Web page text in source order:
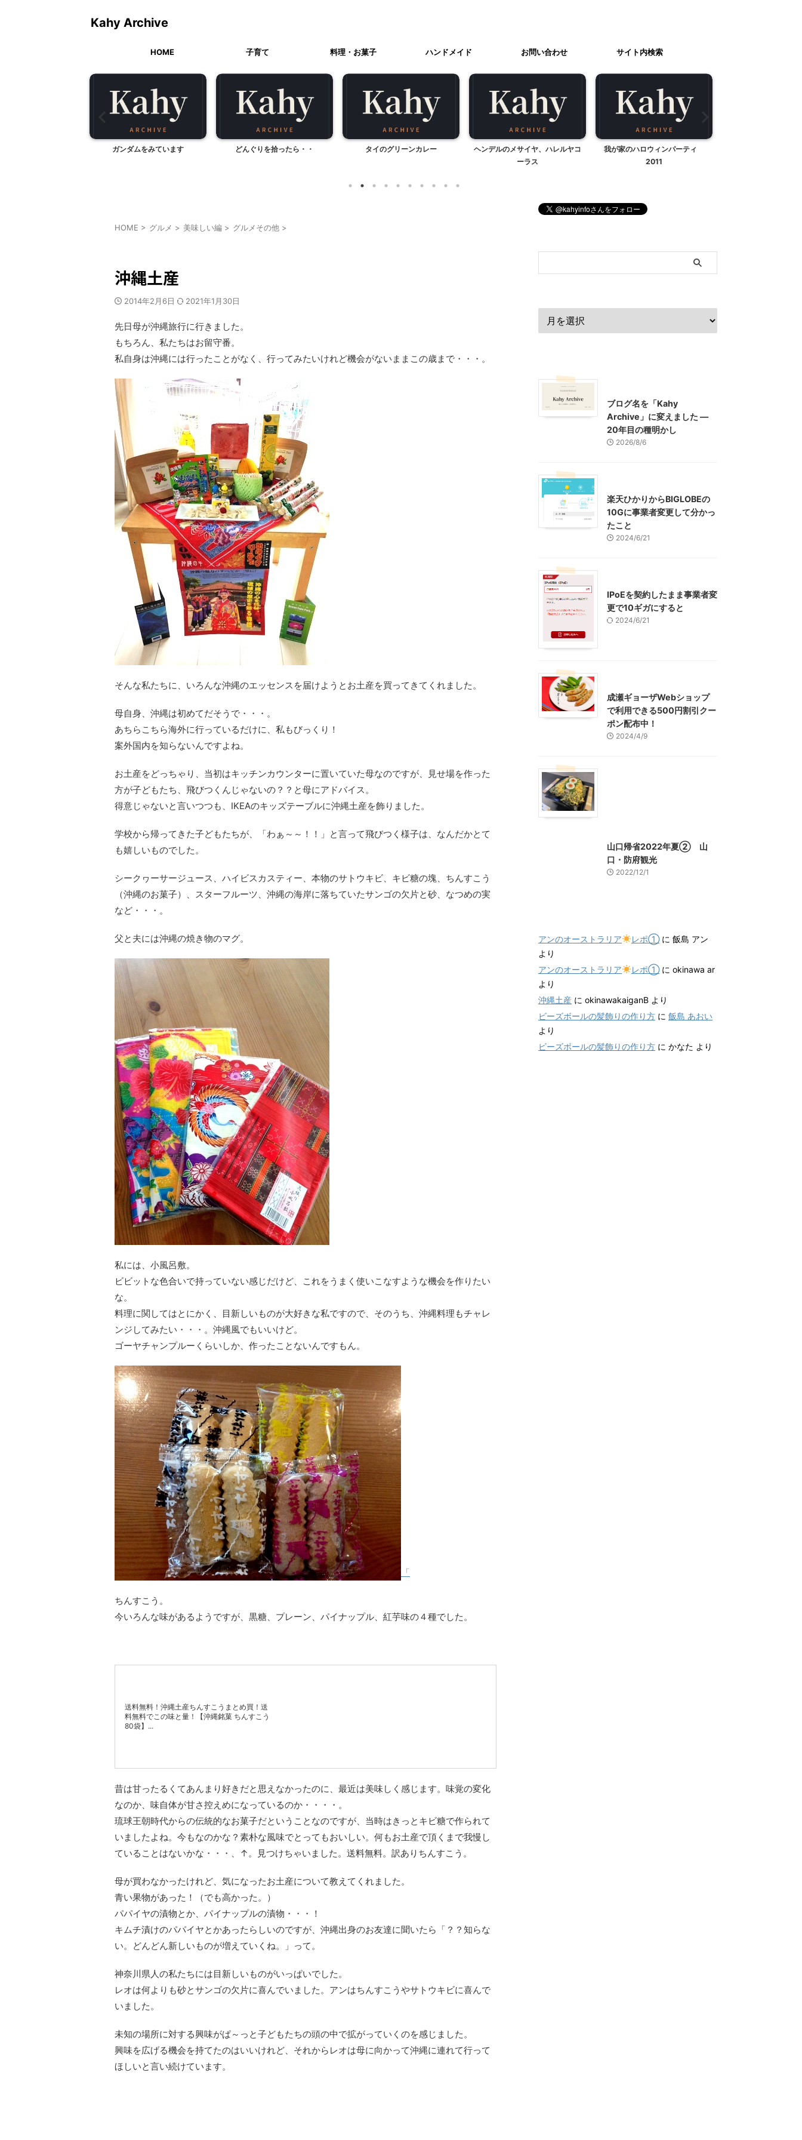
Kahy Archive
HOME 子育て 料理・お菓子 ハンドメイド お問い合わせ サイト内検索
どんぐりを拾ったら・・ タイのグリーンカレー
ヘンデルのメサイヤ、ハレルヤコ
我が家のハロウィンパーティ
2011
チュチュ製作途中・・・
HOME > グルメ > 美味しい編 > グルメその他 >
沖縄土産
2014年2月6日 2021年1月30日
先日母が沖縄旅行に行きました。
もちろん、私たちはお留守番。
私自身は沖縄には行ったことがなく、行ってみたいけれど機会がないままこの歳まで・・・。
そんな私たちに、いろんな沖縄のエッセンスを届けようとお土産を買ってきてくれました。
母自身、沖縄は初めてだそうで・・・。
あちらこちら海外に行っているだけに、私もびっくり！
案外国内を知らないんですよね。
お土産をどっちゃり、当初はキッチンカウンターに置いていた母なのですが、見せ場を作った
方が子どもたち、飛びつくんじゃないの？？と母にアドバイス。
得意じゃないと言いつつも、IKEAのキッズテーブルに沖縄土産を飾りました。
学校から帰ってきた子どもたちが、「わぁ～～！！」と言って飛びつく様子は、なんだかとて
も嬉しいものでした。
シークヮーサージュース、ハイビスカスティー、本物のサトウキビ、キビ糖の塊、ちんすこう
（沖縄のお菓子）、スターフルーツ、沖縄の海岸に落ちていたサンゴの欠片と砂、なつめの実
など・・・。
父と夫には沖縄の焼き物のマグ。
私には、小風呂敷。
ビビットな色合いで持っていない感じだけど、これをうまく使いこなすような機会を作りたい
な。
料理に関してはとにかく、目新しいものが大好きな私ですので、そのうち、沖縄料理もチャレ
ンジしてみたい・・・。沖縄風でもいいけど。
ゴーヤチャンプルーくらいしか、作ったことないんですもん。
「
ちんすこう。
今いろんな味があるようですが、黒糖、プレーン、パイナップル、紅芋味の４種でした。
送料無料！沖縄土産ちんすこうまとめ買！送
料無料でこの味と量！【沖縄銘菓 ちんすこう
80袋】...
昔は甘ったるくてあんまり好きだと思えなかったのに、最近は美味しく感じます。味覚の変化
なのか、味自体が甘さ控えめになっているのか・・・・。
琉球王朝時代からの伝統的なお菓子だということなのですが、当時はきっとキビ糖で作られて
いましたよね。今もなのかな？素朴な風味でとってもおいしい。何もお土産で頂くまで我慢し
ていることはないかな・・・、↑。見つけちゃいました。送料無料。訳ありちんすこう。
母が買わなかったけれど、気になったお土産について教えてくれました。
青い果物があった！（でも高かった。）
パパイヤの漬物とか、パイナップルの漬物・・・！
キムチ漬けのパパイヤとかあったらしいのですが、沖縄出身のお友達に聞いたら「？？知らな
い。どんどん新しいものが増えていくね。」って。
神奈川県人の私たちには目新しいものがいっぱいでした。
レオは何よりも砂とサンゴの欠片に喜んでいました。アンはちんすこうやサトウキビに喜んで
いました。
未知の場所に対する興味がぱ～っと子どもたちの頭の中で拡がっていくのを感じました。
興味を広げる機会を持てたのはいいけれど、それからレオは母に向かって沖縄に連れて行って
ほしいと言い続けています。
ブログ名を「Kahy
Archive」に変えました ―
20年目の種明かし
2026/8/6
楽天ひかりからBIGLOBEの
10Gに事業者変更して分かっ
たこと
2024/6/21
IPoEを契約したまま事業者変
更で10ギガにすると
2024/6/21
成瀬ギョーザWebショップ
で利用できる500円割引クー
ポン配布中！
2024/4/9
山口帰省2022年夏② 山
口・防府観光
2022/12/1
アンのオーストラリア レポ①に 飯島 アン
より
アンのオーストラリア
レポ①に okinawa ar
より
沖縄土産 に okinawakaiganB より
ビーズボールの髪飾りの作り方 に 飯島 あおい
より
ビーズボールの髪飾りの作り方 に かなた より